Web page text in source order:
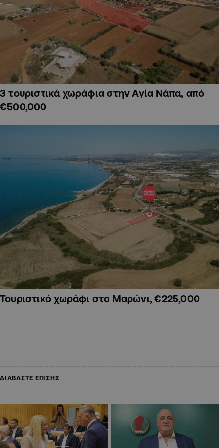
3 τουριστικά χωράφια στην Αγία Νάπα, από
€500,000
Τουριστικό χωράφι στο Μαρώνι, €225,000
ΔΙΑΒΑΣΤΕ ΕΠΙΣΗΣ